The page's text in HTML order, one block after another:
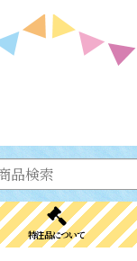
特注品について